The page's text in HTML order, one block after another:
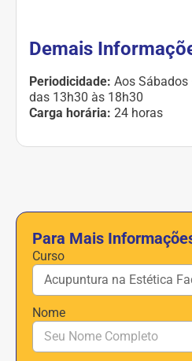
Demais
Periodicidade: Aos
das 13h30 às 18h30
Carga horária: 24 horas
Para Mais
Curso
Nome